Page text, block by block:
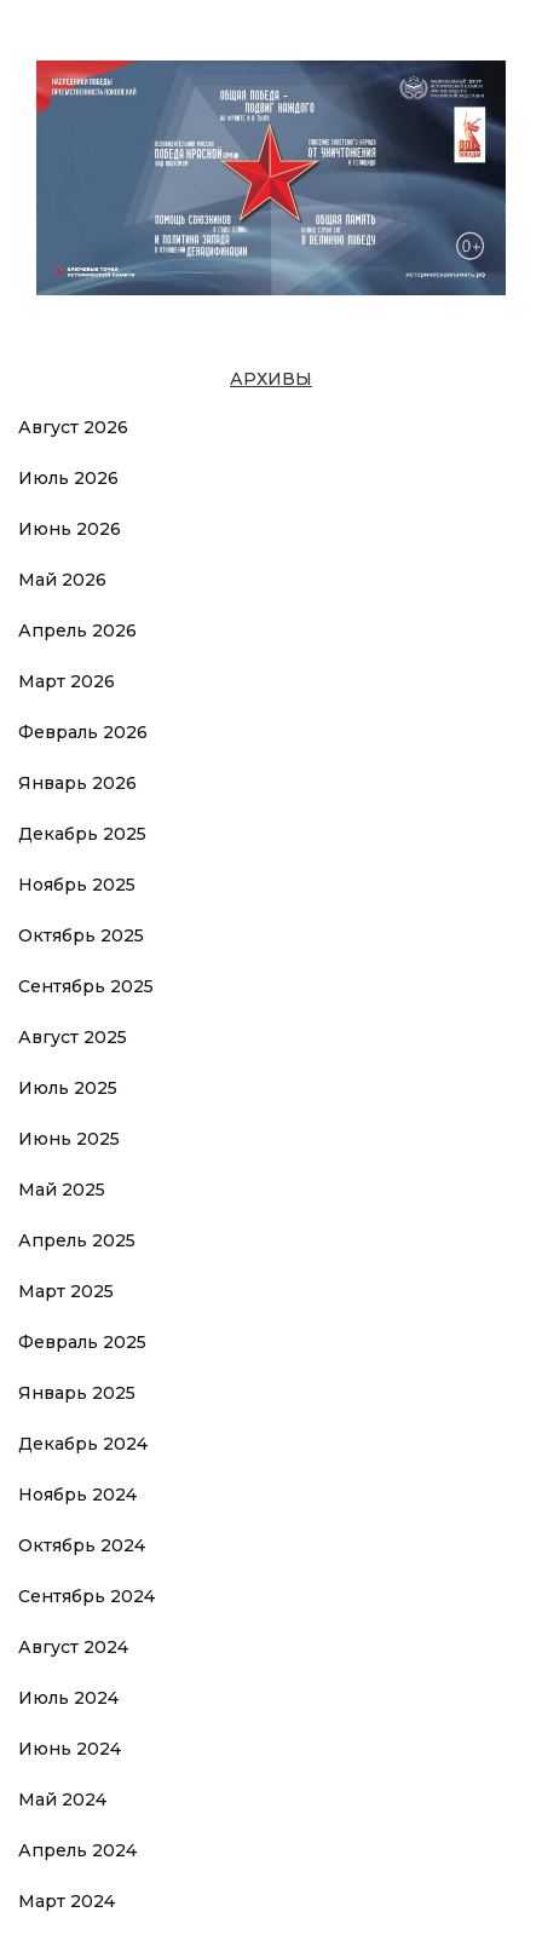
АРХИВЫ
Август 2026
Июль 2026
Июнь 2026
Май 2026
Апрель 2026
Март 2026
Февраль 2026
Январь 2026
Декабрь 2025
Ноябрь 2025
Октябрь 2025
Сентябрь 2025
Август 2025
Июль 2025
Июнь 2025
Май 2025
Апрель 2025
Март 2025
Февраль 2025
Январь 2025
Декабрь 2024
Ноябрь 2024
Октябрь 2024
Сентябрь 2024
Август 2024
Июль 2024
Июнь 2024
Май 2024
Апрель 2024
Март 2024